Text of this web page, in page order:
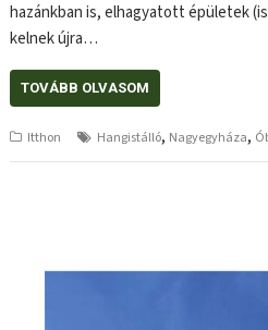
hazánkban is, elhagyatott épületek
kelnek újra…
TOVÁBB OLVASOM
Itthon Hangistálló, Nagyegyháza,